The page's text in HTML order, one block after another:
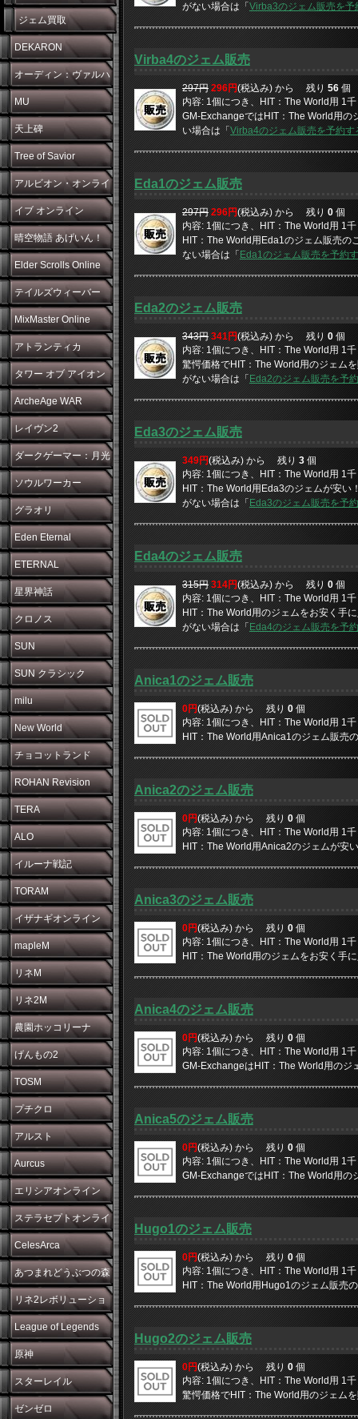
ジェム買取
DEKARON
オーディン：ヴァルハ
ラ・ライジング
MU
天上碑
Tree of Savior
アルビオン・オンライ
ン
イブ オンライン
晴空物語 あげいん！
Elder Scrolls Online
テイルズウィーバー
MixMaster Online
アトランティカ
タワー オブ アイオン
ArcheAge WAR
レイヴン2
ダークゲーマー：月光
彫刻師
ソウルワーカー
グラオリ
Eden Eternal
ETERNAL
星界神話
クロノス
SUN
SUN クラシック
milu
New World
チョコットランド
ROHAN Revision
TERA
ALO
イルーナ戦記
TORAM
イザナギオンライン
mapleM
リネM
リネ2M
農園ホッコリーナ
げんもの2
TOSM
プチクロ
アルスト
Aurcus
エリシアオンライン
ステラセプトオンライ
ン
CelesArca
あつまれどうぶつの森
リネ2レボリューショ
ン
League of Legends
原神
スターレイル
ゼンゼロ
がない場合は「 Virba3のジェム販売を予
Virba4のジェム販売
297円 296円(税込み) から 残り 56 個
内容: 1個につき、HIT：The World用 1
GM-ExchangeではHIT：The World用
い場合は「Virba4のジェム販売を予約す
Eda1のジェム販売
297円 296円(税込み) から 残り 0 個
内容: 1個につき、HIT：The World用 1
HIT：The World用Eda1のジェム販売
ない場合は「Eda1のジェム販売を予約
Eda2のジェム販売
343円 341円(税込み) から 残り 0 個
内容: 1個につき、HIT：The World用 1
驚愕価格でHIT：The World用のジェム
がない場合は「 Eda2のジェム販売を予
Eda3のジェム販売
349円(税込み) から 残り 3個
内容: 1個につき、HIT：The World用 1
HIT：The World用Eda3のジェムが安
がない場合は「Eda3のジェム販売を予
Eda4のジェム販売
315円 314円(税込み) から 残り 0 個
内容: 1個につき、HIT：The World用 1
HIT：The World用のジェムをお安く手
がない場合は「Eda4のジェム販売を予
Anica1のジェム販売
0円(税込み) から 残り0個
内容: 1個につき、HIT：The World用 1
HIT：The World用Anica1のジェム販売
Anica2のジェム販売
0円(税込み) から 残り 0 個
内容: 1個につき、HIT：The World用 1
HIT：The World用Anica2のジェムが安
Anica3のジェム販売
0円(税込み) から 残り0個
内容: 1個につき、HIT：The World用 1
HIT：The World用のジェムをお安く手
Anica4のジェム販売
0円(税込み) から 残り0 個
内容: 1個につき、HIT：The World用 1
GM-ExchangeはHIT：The World用のジ
Anica5のジェム販売
0円(税込み) から 残り0個
内容: 1個につき、HIT：The World用 1
GM-ExchangeではHIT：The World用の
Hugo1のジェム販売
0円(税込み) から 残り0 個
内容: 1個につき、HIT：The World用 1
HIT：The World用Hugo1のジェム販売
Hugo2のジェム販売
0円(税込み) から 残り 0 個
内容: 1個につき、HIT：The World用 1
驚愕価格でHIT：The World用のジェム